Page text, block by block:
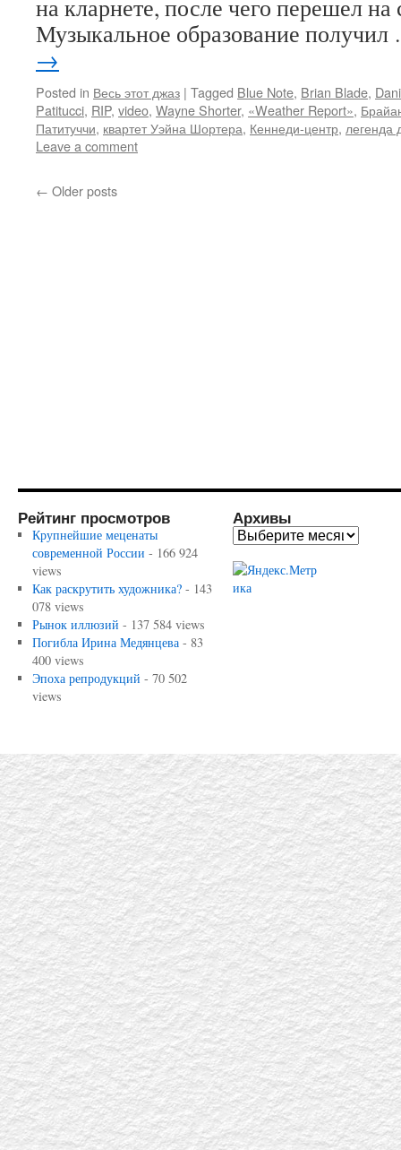
на кларнете, после чего перешел на
Музыкальное образование
→
Posted in Весь этот джаз | Tagged Blue Note, Brian Blade,
Patitucci, RIP, video, Wayne Shorter, «Weather Report»,
Патитуччи, квартет Уэйна Шортера, Кеннеди-центр, легенда
Leave a comment
← Older posts
Рейтинг просмотров
Крупнейшие меценаты
современной России - 166 924
views
Как раскрутить художника?- 143
078 views
Рынок иллюзий - 137 584 views
Погибла Ирина Медянцева- 83
400 views
Эпоха репродукций - 70 502
views
Архивы